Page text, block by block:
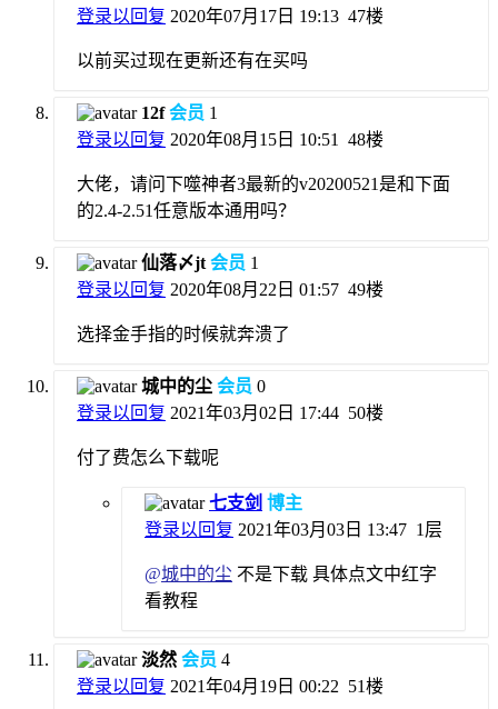
登录以回复 2020年07月17日 19:13 47楼
以前买过现在更新还有在买吗
12f会员 1
登录以回复 2020年08月15日 10:51 48楼
大佬，请问下噬神者3最新的v20200521是和下面
的2.4-2.51任意版本通用吗？
仙落〆jt 会员 1
登录以回复 2020年08月22日 01:57 49楼
选择金手指的时候就奔溃了
城中的尘 会员 0
登录以回复 2021年03月02日 17:44 50楼
付了费怎么下载呢
七支剑 博主
登录以回复 2021年03月03日 13:47 1层
@城中的尘 不是下载 具体点文中红字
看教程
淡然 会员 4
登录以回复 2021年04月19日 00:22 51楼